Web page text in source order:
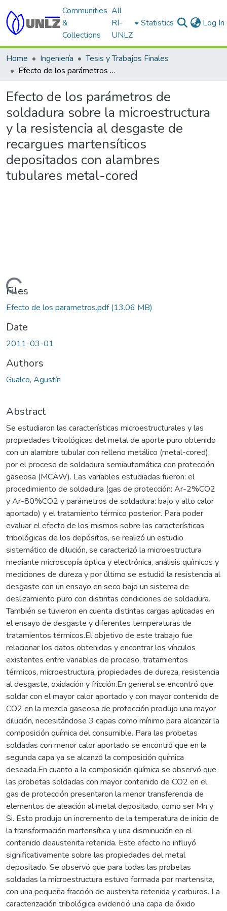
Communities
&
Collections
All
RI-
UNLZ
Statistics Log In
Home Ingeniería
Tesis y Trabajos Finales
Efecto de los parámetros de soldadura sobre la microestructura y la resistencia al desgaste de recargues martensíticos depositados con alambres tubulares metal-cored
Efecto de los parámetros de
soldadura sobre la microestructura
y la resistencia al desgaste de
recargues martensíticos
depositados con alambres
tubulares metal-cored
Files
Efecto de los parametros.pdf(13.06 MB)
Date
2011-03-01
Authors
Gualco, Agustín
Abstract
Se estudiaron las características microestructurales y las
propiedades tribológicas del metal de aporte puro obtenido
con un alambre tubular con relleno metálico (metal-cored),
por el proceso de soldadura semiautomática con protección
gaseosa (MCAW). Las variables estudiadas fueron: el
procedimiento de soldadura (gas de protección: Ar-2%CO2
y Ar-80%CO2 y parámetros de soldadura: bajo y alto calor
aportado) y el tratamiento térmico posterior. Para poder
evaluar el efecto de los mismos sobre las características
tribológicas de los depósitos, se realizó un estudio
sistemático de dilución, se caracterizó la microestructura
mediante microscopía óptica y electrónica, análisis químicos y
mediciones de dureza y por último se estudió la resistencia al
desgaste con un ensayo en seco bajo un sistema de
deslizamiento puro con distintas condiciones de soldadura.
También se tuvieron en cuenta distintas cargas aplicadas en
el ensayo de desgaste y diferentes temperaturas de
tratamientos térmicos.El objetivo de este trabajo fue
relacionar los datos obtenidos y encontrar los vínculos
existentes entre variables de proceso, tratamientos
térmicos, microestructura, propiedades de dureza, resistencia
al desgaste, oxidación y fricción.En general se encontró que
soldar con el mayor calor aportado y con mayor contenido de
CO2 en la mezcla gaseosa de protección produjo una mayor
dilución, necesitándose 3 capas como mínimo para alcanzar la
composición química del consumible. Para las probetas
soldadas con menor calor aportado se encontró que en la
segunda capa ya se alcanzó la composición química
deseada.En cuanto a la composición química se observó que
las probetas soldadas con mayor contenido de CO2 en el
gas de protección presentaron la menor transferencia de
elementos de aleación al metal depositado, como ser Mn y
Si. Esto produjo un incremento de la temperatura de inicio de
la transformación martensítica y una disminución en el
contenido deaustenita retenida. Este efecto no influyó
significativamente sobre las propiedades del metal
depositado. Se observó que para todas las probetas
soldadas la microestructura estuvo formada por martensita,
con una pequeña fracción de austenita retenida y carburos. La
caracterización tribológica evidenció una capa de óxido